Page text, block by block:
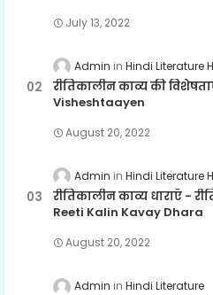
July 13, 2022
Admin Hindi Literature
रीतिकालीन काव्य की
Visheshtaayen
August 20, 2022
Admin Hindi Literature
रीतिकालीन काव्य धाराएँ -
Reeti Kalin Kavay Dhara
August 20, 2022
Admin Hindi Literature